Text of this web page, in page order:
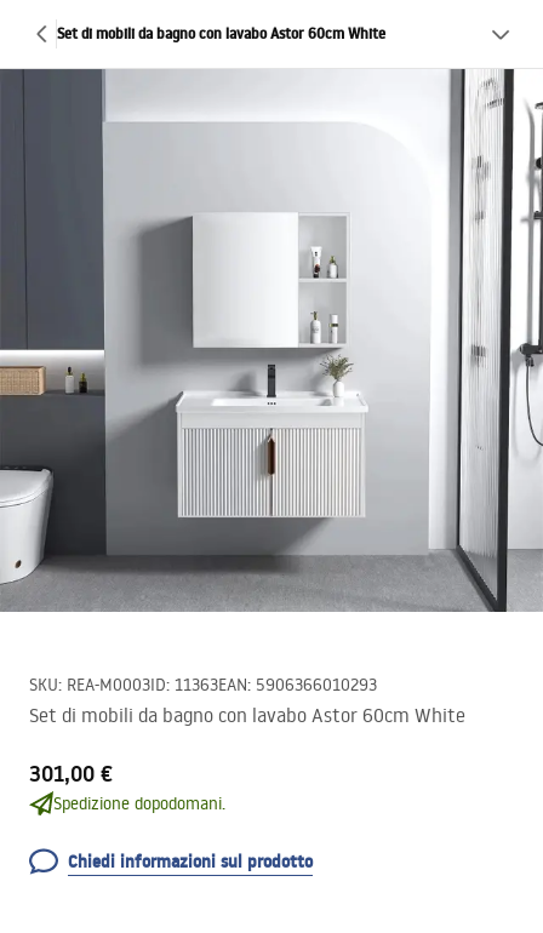
Set di mobili da bagno con lavabo Astor 60cm White
SKU: REA-M0003ID: 11363EAN: 5906366010293
Set di mobili da bagno con lavabo Astor 60cm White
301,00 €
Spedizione dopodomani.
Chiedi informazioni sul prodotto